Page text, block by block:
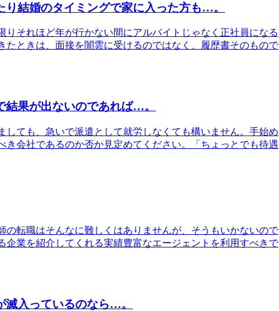
結婚のタイミングで家に入った方も…。
それほど年が行かない間にアルバイトじゃなく正社員になる
ときは、面接を闇雲に受けるのではなく、履歴書そのもので
果が出ないのであれば…。
ても、急いで派遣として就労しなくても構いません。手始め
会社であるのか否か見定めてください。「ちょっとでも待遇
転職はそんなに難しくはありませんが、そうもいかないので
業を紹介してくれる実績豊富なエージェントを利用すべきで
滅入っているのなら…。